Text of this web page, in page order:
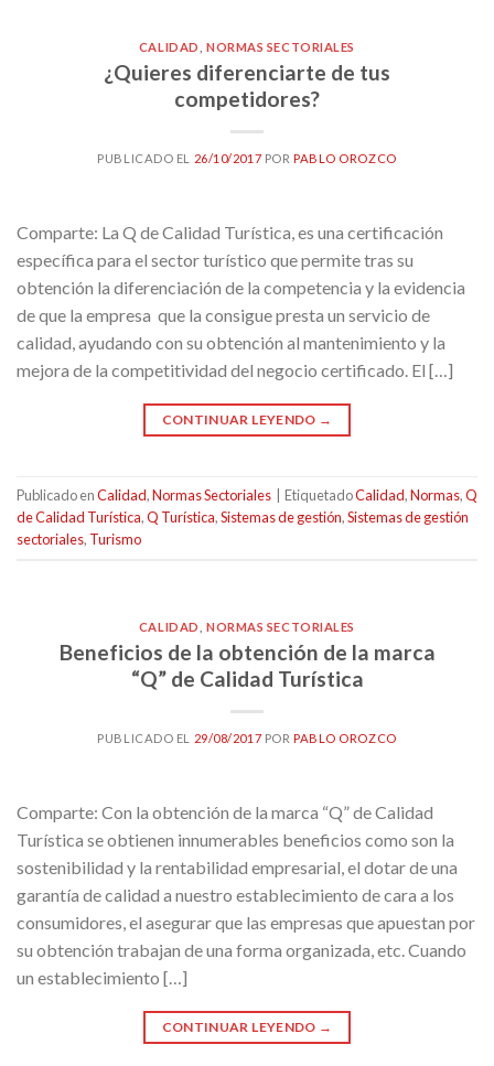
CALIDAD NORMAS SECTORIALES
¿Quieres diferenciarte de tus
competidores?
PUBLICADO EL 26/10/2017 POR PABLO OROZCO
Comparte: La Q de Calidad Turística, es una certificación
específica para el sector turístico que permite tras su
obtención la diferenciación de la competencia y la evidencia
de que la empresa que la consigue presta un servicio de
calidad, ayudando con su obtención al mantenimiento y la
mejora de la competitividad del negocio certificado. El […]
CONTINUAR LEYENDO →
Publicado enCalidad,Normas Sectoriales EtiquetadoCalidad,Normas,Q
de Calidad Turística,Q Turística,Sistemas de gestión,Sistemas de gestión
sectoriales, Turismo
CALIDAD NORMAS SECTORIALES
Beneficios de la obtención de la marca
“Q” de Calidad Turística
PUBLICADO EL 29/08/2017 POR PABLO OROZCO
Comparte: Con la obtención de la marca “Q” de Calidad
Turística se obtienen innumerables beneficios como son la
sostenibilidad y la rentabilidad empresarial, el dotar de una
garantía de calidad a nuestro establecimiento de cara a los
consumidores, el asegurar que las empresas que apuestan por
su obtención trabajan de una forma organizada, etc. Cuando
un establecimiento […]
CONTINUAR LEYENDO →